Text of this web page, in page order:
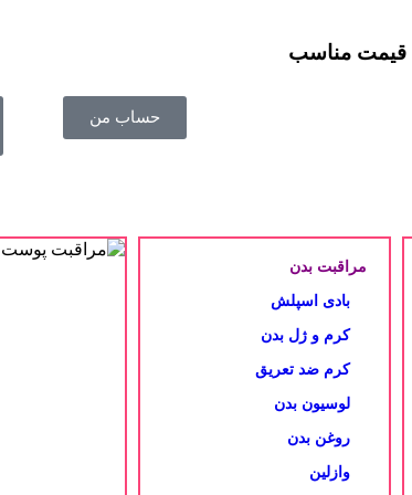
قیمت مناسب
حساب من
مراقبت بدن
بادی اسپلش
کرم و ژل بدن
کرم ضد تعریق
لوسیون بدن
روغن بدن
وازلین